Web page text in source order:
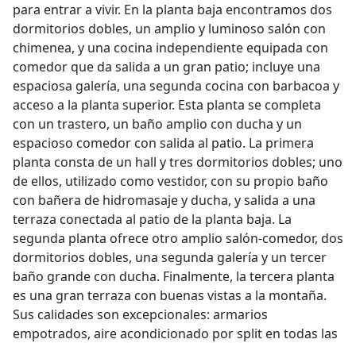
para entrar a vivir. En la planta baja encontramos dos
dormitorios dobles, un amplio y luminoso salón con
chimenea, y una cocina independiente equipada con
comedor que da salida a un gran patio; incluye una
espaciosa galería, una segunda cocina con barbacoa y
acceso a la planta superior. Esta planta se completa
con un trastero, un baño amplio con ducha y un
espacioso comedor con salida al patio. La primera
planta consta de un hall y tres dormitorios dobles; uno
de ellos, utilizado como vestidor, con su propio baño
con bañera de hidromasaje y ducha, y salida a una
terraza conectada al patio de la planta baja. La
segunda planta ofrece otro amplio salón-comedor, dos
dormitorios dobles, una segunda galería y un tercer
baño grande con ducha. Finalmente, la tercera planta
es una gran terraza con buenas vistas a la montaña.
Sus calidades son excepcionales: armarios
empotrados, aire acondicionado por split en todas las